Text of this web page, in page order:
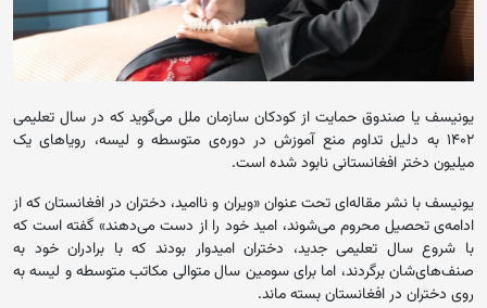
یونیسف یا صندوق حمایت از کودکان سازمان ملل می‌گوید که در سال تعلیمی
۱۴۰۲ به دلیل تداوم منع آموزش در دوره‌ی متوسطه و لیسه، رویاهای یک
میلیون دختر افغانستانی نابود شده است.
یونیسف با نشر مقاله‌ای تحت عنوان «ویران و ناامید، دختران در افغانستان که از
ادامه‌ی تحصیل محروم می‌شوند، امید خود را از دست می‌دهند» گفته است که
با شروع سال تعلیمی جدید، دختران امیدوار بودند که با برادران خود به
صنف‌های‌شان برگردند، اما برای سومین سال متوالی مکاتب متوسطه و لیسه به
روی دختران در افغانستان بسته ماند.